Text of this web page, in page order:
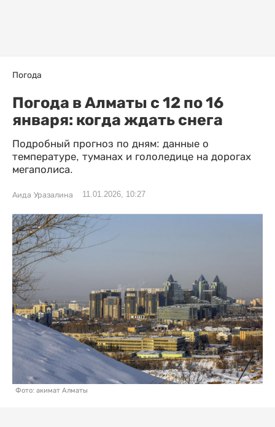
Погода
Погода в Алматы с 12 по 16
января: когда ждать снега
Подробный прогноз по дням: данные о
температуре, туманах и гололедице на дорогах
мегаполиса.
Аида Уразалина 11.01.2026, 10:27
Фото: акимат Алматы